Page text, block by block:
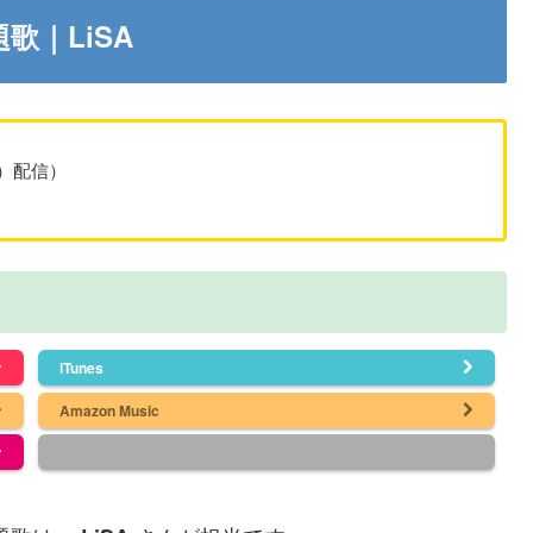
歌｜LiSA
信）
iTunes
Amazon Music